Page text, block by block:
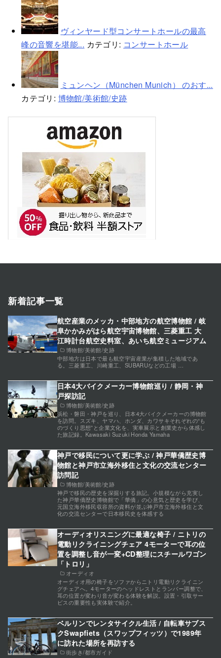
ヴィンヤード型コンサートホールの最高
峰の音響を堪能... カテゴリ: コンサートホール
ミュンヘン（München Munich） のおす...
カテゴリ: 博物館/美術館/史跡
新着記事一覧
博物館/美術館/史跡
航空産業のメッカ・中部地方の航空博物館 / 岐
阜かかみがはら航空宇宙博物館、三菱重工 大
江時計台航空史料室、あいち航空ミュージアム
中部地方は日本で最も航空宇宙産業が集積した地域であ
る。三菱重工、川崎重工、SUBARUなどの工場 …
博物館/美術館/史跡
日本4大バイクメーカー博物館巡り / 静岡・神
戸探訪記
浜松・磐田・神戸を巡り、日本4大バイクメーカーの博物館
を訪問。スズキ、ヤマハ、ホンダ、カワサキそれぞれの“も
のづくり思想”と企業文化を、実車展示と創業史から体感し
た旅記録。Kawasaki Suzuki Honda Yamaha
博物館/美術館/史跡
神戸で移民について更に学ぶ / 神戸華僑歴史博
物館と神戸市立海外移住と文化の交流センター
訪問記
神戸で移民の歴史を深掘りする旅記。小規模ながら充実し
た神戸華僑歴史博物館で「華僑」の心意気と歴史を学び、
元国立海外移民収容所の資料が並ぶ神戸市立海外移住と文
化の交流センターで日本移民史を体感する
オーディオ
オーディオリスニングに最適な椅子 / ニトリの
電動リクライニングチェア 4モーターで耳の位
置を調整し音が一変+CD整理にスチールワゴン
「トロリ」
オーディオ用の椅子をソファからニトリ電動リクライニン
グチェアへ。4モーターのヘッドレストとランバー調整で、
耳の位置が変わり音が変わる体験を解説。設置・引取サー
ビスの重要性も実体験で紹介。
街歩き/都市ガイド
ベルリンでレンタサイクル生活 / 自転車サブス
クSwapfiets（スワップフィッツ）で1989年
に訪れた場所を再訪する